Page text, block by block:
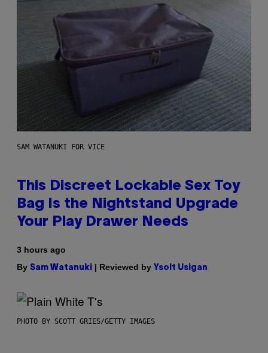
SAM WATANUKI FOR VICE
This Discreet Lockable Sex Toy
Bag Is the Nightstand Upgrade
Your Play Drawer Needs
3 hours ago
By Sam Watanuki | Reviewed by Ysolt Usigan
PHOTO BY SCOTT GRIES/GETTY IMAGES